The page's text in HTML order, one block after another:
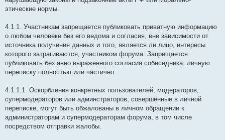
этические нормы.
4.1.1. Участникам запрещается публиковать приватную информацию
о любом человеке без его ведома и согласия, вне зависимости от
источника получения данных и того, является ли лицо, интересы
которого затрагиваются, участником форума. Запрещается
публиковать без явно выраженного согласия собеседника, личную
переписку полностью или частично.
4.1.1.1. Оскорбления конкретных пользователей, модераторов,
супермодераторов или админстраторов, совершённые в личной
переписке, могут быть обжалованы в личном обращении к
администраторам и супермодераторам форума, в том числе
посредством отправки жалобы.